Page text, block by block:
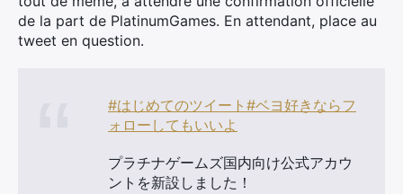
de la part de PlatinumGames. En attendant, place au
tweet en question.
#はじめてのツイート #ベヨ好きならフ
ォローしてもいいよ
プラチナゲームズ国内向け公式アカウ
ントを新設しました！